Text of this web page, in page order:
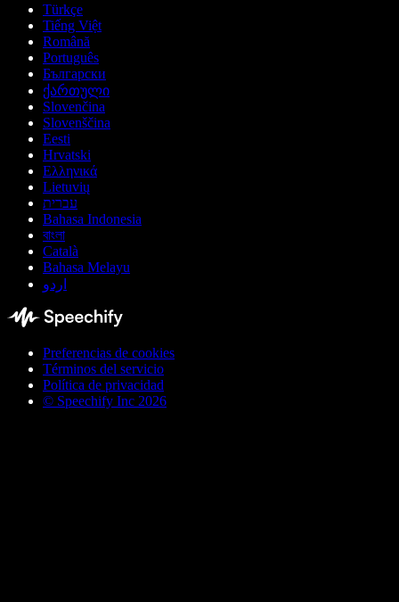
Türkçe
Tiếng Việt
Română
Português
Български
ქართული
Slovenčina
Slovenščina
Eesti
Hrvatski
Ελληνικά
Lietuvių
עברית
Bahasa Indonesia
বাংলা
Català
Bahasa Melayu
اردو
Preferencias de cookies
Términos del servicio
Política de privacidad
© Speechify Inc 2026